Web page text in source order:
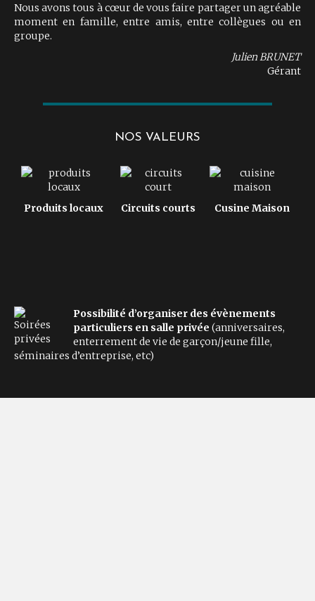
Nous avons tous à cœur de vous faire partager un agréable
moment en famille, entre amis, entre collègues ou en
groupe.
Julien BRUNET
Gérant
NOS VALEURS
Produits locaux Circuits courts Cusine Maison
Possibilité d’organiser des évènements
particuliers en salle privée (anniversaires,
enterrement de vie de garçon/jeune fille,
séminaires d’entreprise, etc)